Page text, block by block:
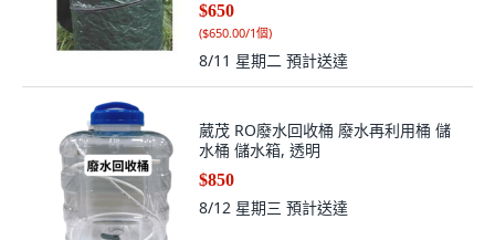
$650
($650.00/1個)
8/11 星期二 預計送達
葳茂 RO廢水回收桶 廢水再利用桶 儲
水桶 儲水箱, 透明
$850
8/12 星期三 預計送達